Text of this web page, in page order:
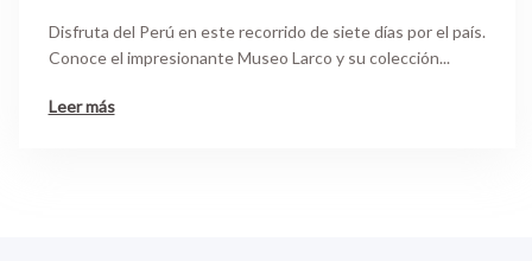
Disfruta del Perú en este recorrido de siete días por el país.
Conoce el impresionante Museo Larco y su colección...
Leer más